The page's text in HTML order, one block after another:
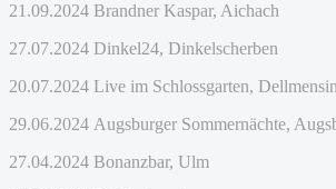
21.09.2024 Brandner Kaspar, Aichach
27.07.2024 Dinkel24, Dinkelscherben
20.07.2024 Live im Schlossgarten,
29.06.2024 Augsburger Sommernächte,
27.04.2024 Bonanzbar, Ulm